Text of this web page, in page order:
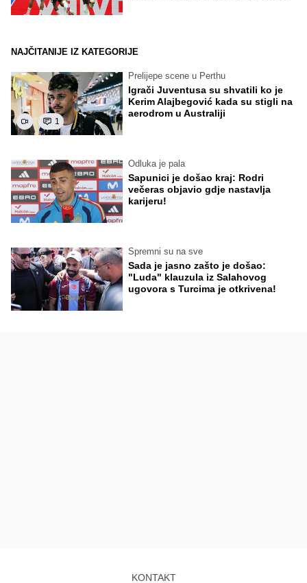
NAJČITANIJE IZ KATEGORIJE
1
Prelijepe scene u Perthu
Igrači Juventusa su shvatili ko je
Kerim Alajbegović kada su stigli na
aerodrom u Australiji
Odluka je pala
Sapunici je došao kraj: Rodri
večeras objavio gdje nastavlja
karijeru!
Spremni su na sve
Sada je jasno zašto je došao:
"Luda" klauzula iz Salahovog
ugovora s Turcima je otkrivena!
KONTAKT